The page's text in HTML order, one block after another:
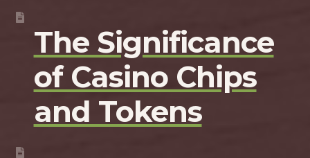
The Significance
of Casino Chips
and Tokens